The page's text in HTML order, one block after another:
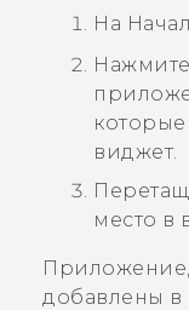
На
виджет.
место в
добавлены в